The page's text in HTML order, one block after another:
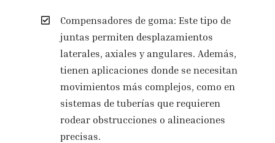
Compensadores de goma: Este tipo de
juntas permiten desplazamientos
laterales, axiales y angulares. Además,
tienen aplicaciones donde se necesitan
movimientos más complejos, como en
sistemas de tuberías que requieren
rodear obstrucciones o alineaciones
precisas.